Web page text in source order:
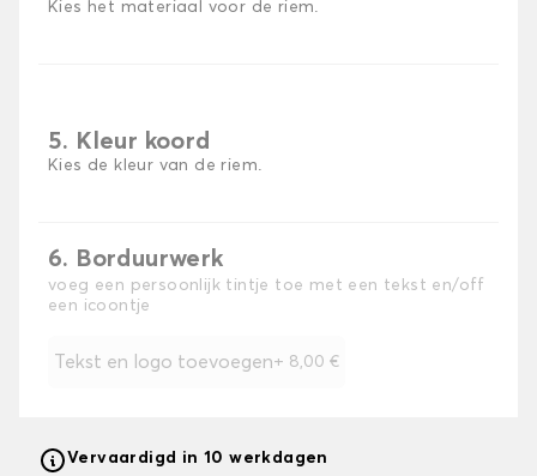
Kies het materiaal voor de riem.
5. Kleur koord
Kies de kleur van de riem.
6. Borduurwerk
voeg een persoonlijk tintje toe met een tekst en/off
een icoontje
Tekst en logo toevoegen+ 8,00 €
Vervaardigd in 10 werkdagen